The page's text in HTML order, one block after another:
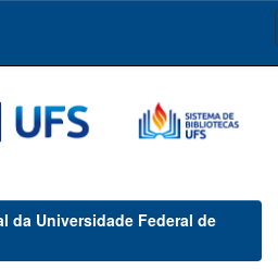
da Universidade Federal de